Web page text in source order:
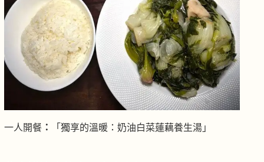
一人開餐 ： 「獨享的溫暖：奶油白菜蓮藕養生湯」